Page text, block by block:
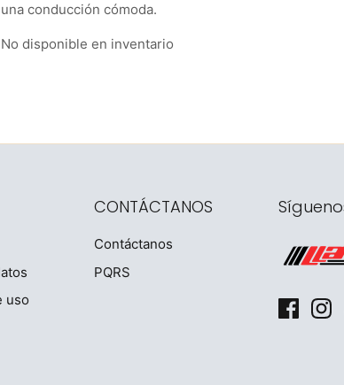
una conducción cómoda.
No disponible en inventario
uso
CONTÁCTANOS
Contáctanos
PQRS